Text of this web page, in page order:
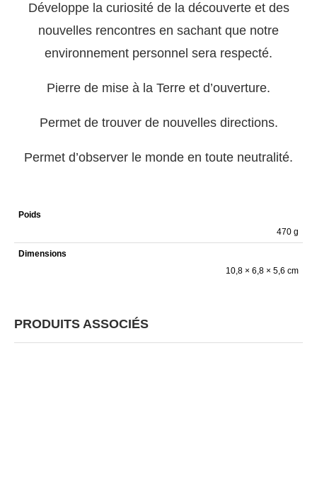
Développe la curiosité de la découverte et des
nouvelles rencontres en sachant que notre
environnement personnel sera respecté.
Pierre de mise à la Terre et d’ouverture.
Permet de trouver de nouvelles directions.
Permet d’observer le monde en toute neutralité.
Poids
470 g
Dimensions
10,8 × 6,8 × 5,6 cm
PRODUITS ASSOCIÉS